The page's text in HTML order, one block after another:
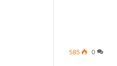
0
585